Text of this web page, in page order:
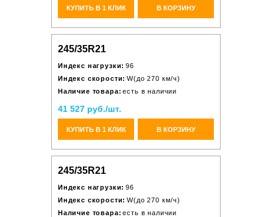
КУПИТЬ В 1 КЛИК В КОРЗИНУ
245/35R21
Индекс нагрузки: 96
Индекс скорости: W(до 270 км/ч)
Наличие товара: есть в наличии
41 527 руб./шт.
КУПИТЬ В 1 КЛИК В КОРЗИНУ
245/35R21
Индекс нагрузки: 96
Индекс скорости: W(до 270 км/ч)
Наличие товара: есть в наличии